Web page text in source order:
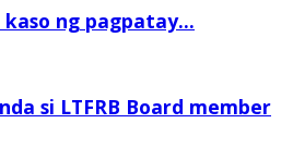
kaso ng pagpatay...
si LTFRB Board member